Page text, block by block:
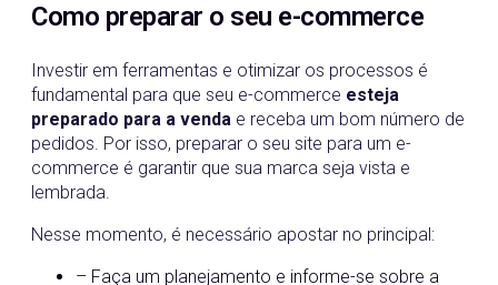
Como preparar o seu e-commerce
Investir em ferramentas e otimizar os processos é
fundamental para que seu e-commerce esteja
preparado para a venda e receba um bom número de
pedidos. Por isso, preparar o seu site para um e-
commerce é garantir que sua marca seja vista e
lembrada.
Nesse momento, é necessário apostar no principal:
– Faça um planejamento e informe-se sobre a